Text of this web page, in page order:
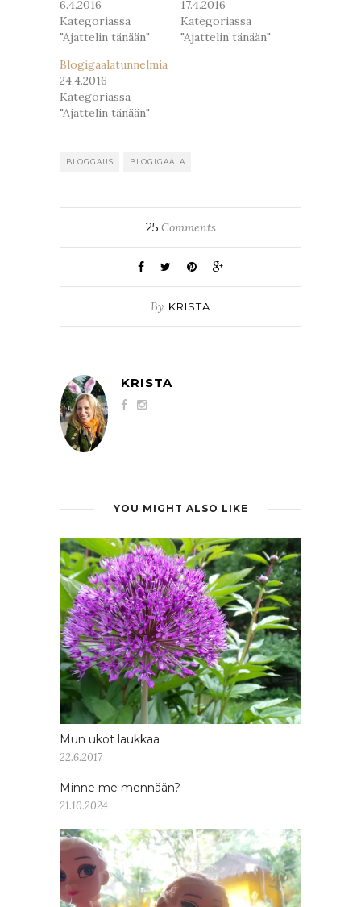
6.4.2016
Kategoriassa
"Ajattelin tänään"
17.4.2016
Kategoriassa
"Ajattelin tänään"
Blogigaalatunnelmia
24.4.2016
Kategoriassa
"Ajattelin tänään"
BLOGGAUS BLOGIGAALA
25Comments
By KRISTA
KRISTA
YOU MIGHT ALSO LIKE
Mun ukot laukkaa
22.6.2017
Minne me mennään?
21.10.2024